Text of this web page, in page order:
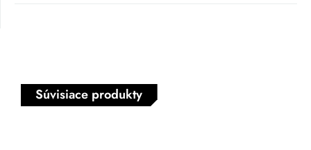
Súvisiace produkty